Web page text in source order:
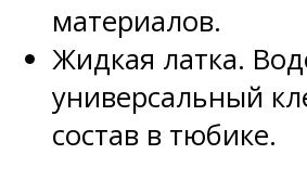
материалов.
Жидкая латка.
универсальный
состав в тюбике.